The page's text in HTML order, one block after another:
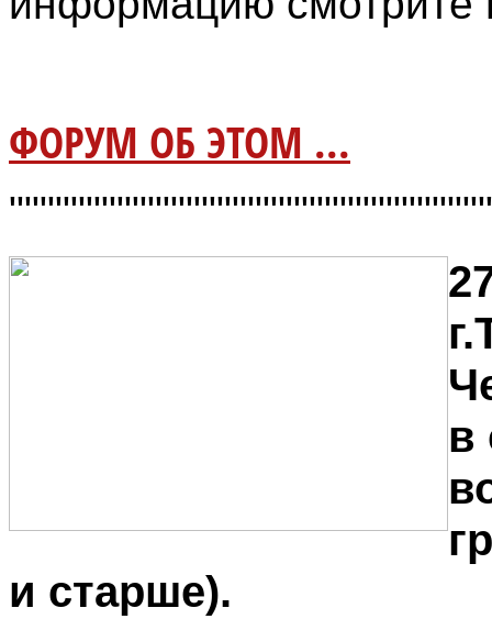
ФОРУМ ОБ ЭТОМ ...
в
и старше).